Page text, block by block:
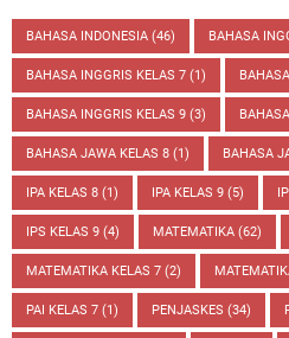
BAHASA INDONESIA (46) BAHASA
BAHASA INGGRIS KELAS 7 (1)
BAHASA INGGRIS KELAS 9 (3)
BAHASA JAWA KELAS 8 (1) BAHASA
IPA KELAS 8 (1) IPA KELAS 9 (5)
IPS KELAS 9 (4) MATEMATIKA (62)
MATEMATIKA KELAS 7 (2)
PAI KELAS 7 (1) PENJASKES (34)